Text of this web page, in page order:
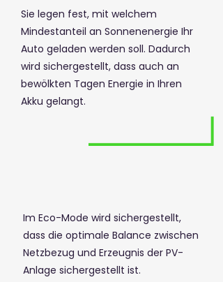
Sie legen fest, mit welchem
Mindestanteil an Sonnenenergie Ihr
Auto geladen werden soll. Dadurch
wird sichergestellt, dass auch an
bewölkten Tagen Energie in Ihren
Akku gelangt.
Im Eco-Mode wird sichergestellt,
dass die optimale Balance zwischen
Netzbezug und Erzeugnis der PV-
Anlage sichergestellt ist.